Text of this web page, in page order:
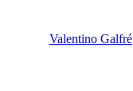
Valentino Galfré